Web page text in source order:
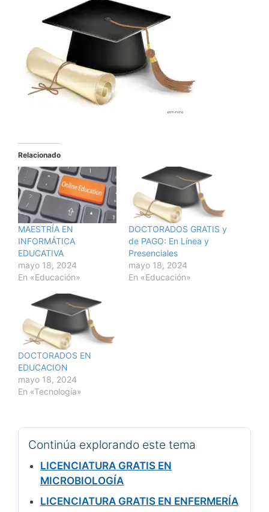
Relacionado
MAESTRÍA EN
INFORMÁTICA
EDUCATIVA
mayo 18, 2024
En «Educación»
DOCTORADOS GRATIS y
de PAGO: En Línea y
Presenciales
mayo 18, 2024
En «Educación»
DOCTORADOS EN
EDUCACION
mayo 18, 2024
En «Tecnología»
Continúa explorando este tema
LICENCIATURA GRATIS EN
MICROBIOLOGÍA
LICENCIATURA GRATIS EN ENFERMERÍA